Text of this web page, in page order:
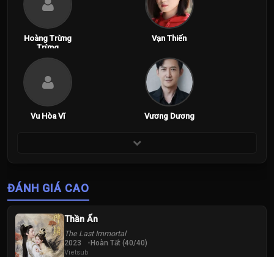
Hoàng Trừng
Trừng
Vạn Thiến
Vu Hòa Vĩ Vương Dương
ĐÁNH GIÁ CAO
Thần Ẩn
The Last Immortal
2023 Hoàn Tất (40/40)
Vietsub